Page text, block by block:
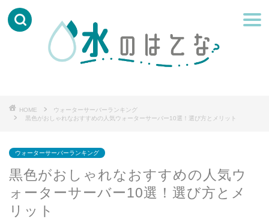
HOME
ウォーターサーバーランキング
黒色がおしゃれなおすすめの人気ウォーターサーバー10選！選び方とメリット
ウォーターサーバーランキング
黒色がおしゃれなおすすめの人気ウ
ォーターサーバー10選！選び方とメ
リット